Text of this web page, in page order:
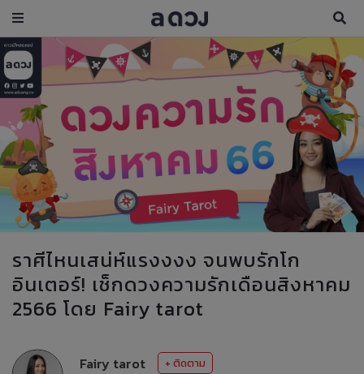
ราศีไหนเสน่ห์แรงงงง จนพบรักโก
อินเตอร์! เช็กดวงความรักเดือนสิงหาคม
2566 โดย Fairy tarot
Fairy tarot
+ ติดตาม